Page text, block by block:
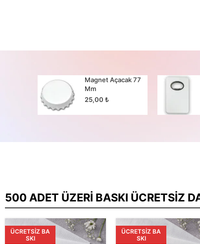
Magnet Açacak 77
Mm
25,00 ₺
500 ADET ÜZERI BASKI ÜCRETSIZ
ÜCRETSIZ BA
SKI
ÜCRETSIZ BA
SKI